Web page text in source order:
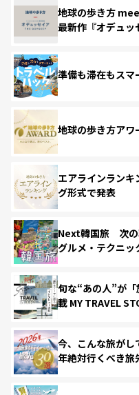
地球の歩き方
最新作『オデュッ
準備も滞在もス
地球の歩き方ア
エアラインラン
グ形式で発表
Next韓国旅 次の
グルメ・テクニッ
旬な“あの人”が
載 MY TRAVEL
今、こんな旅が
年絶対行くべき旅